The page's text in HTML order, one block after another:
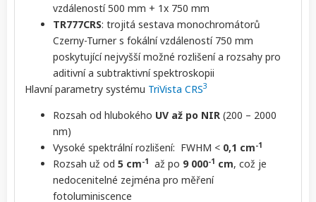
vzdáleností 500 mm + 1x 750 mm
TR777CRS: trojitá sestava monochromátorů
Czerny-Turner s fokální vzdáleností 750 mm
poskytující nejvyšší možné rozlišení a rozsahy pro
aditivní a subtraktivní spektroskopii
Hlavní parametry systému TriVista CRS3
Rozsah od hlubokého UV až po NIR (200 – 2000
nm)
Vysoké spektrální rozlišení: FWHM < 0,1 cm-1
Rozsah už od 5 cm-1 až po 9 000-1 cm, což je
nedocenitelné zejména pro měření
fotoluminiscence